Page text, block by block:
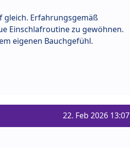
gleich. Erfahrungsgemäß
Einschlafroutine zu gewöhnen.
eigenen Bauchgefühl.
22. Feb 2026 13:07